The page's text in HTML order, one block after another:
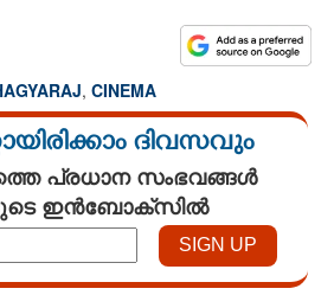
, CINEMA
ദിവസവും
പ്രധാന സംഭവങ്ങൾ
ഇൻബോക്സിൽ